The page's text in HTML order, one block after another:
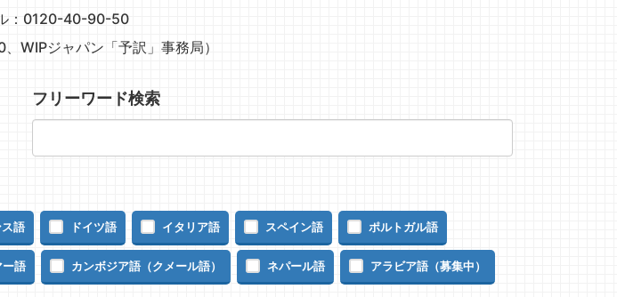
：0120-40-90-50
WIPジャパン「予訳」事務局）
フリーワード検索
語 ドイツ語 イタリア語 スペイン語 ポルトガル語
ー語 カンボジア語（クメール語） ネパール語 アラビア語（募集中）